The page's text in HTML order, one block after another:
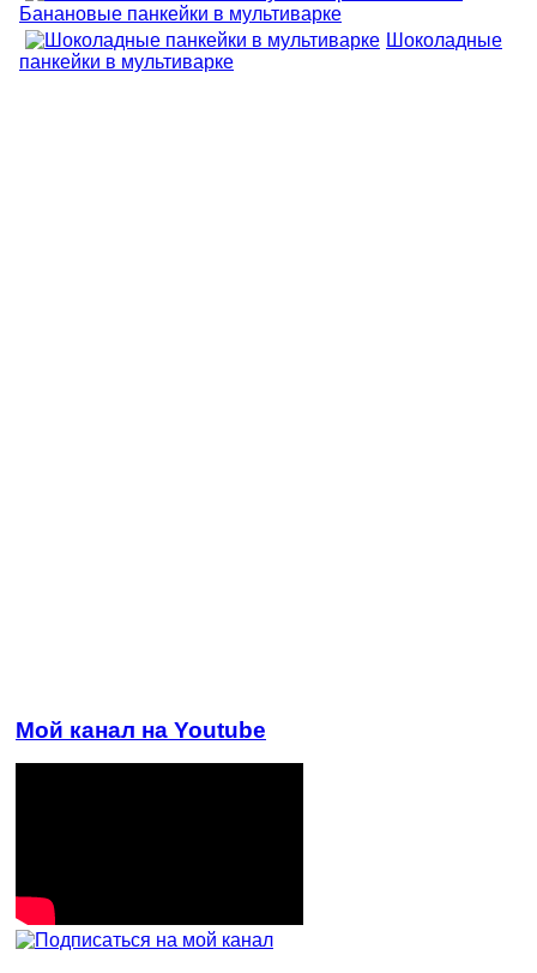
Банановые панкейки в мультиварке
Шоколадные
панкейки в мультиварке
Мой канал на Youtube